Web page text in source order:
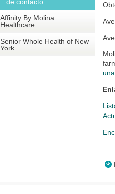
de contacto
Affinity By Molina
Healthcare
Senior Whole Health of New
York